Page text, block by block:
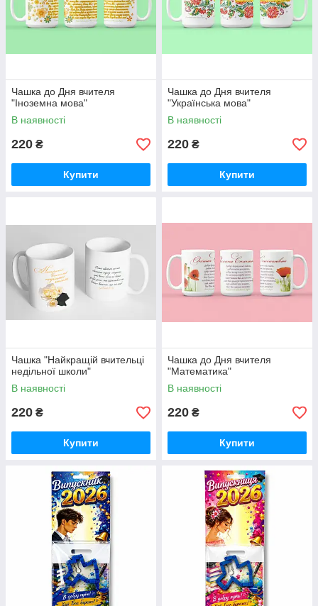
Чашка до Дня вчителя
"Іноземна мова"
В наявності
220 ₴
Купити
Чашка до Дня вчителя
"Українська мова"
В наявності
220 ₴
Купити
Чашка "Найкращій вчительці
недільної школи"
В наявності
220 ₴
Купити
Чашка до Дня вчителя
"Математика"
В наявності
220 ₴
Купити